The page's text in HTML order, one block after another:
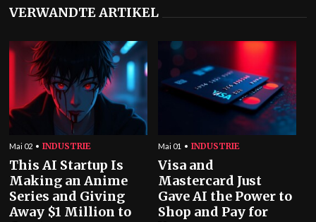
VERWANDTE ARTIKEL
Mai 02 INDUSTRIE
This AI Startup Is
Making an Anime
Series and Giving
Away $1 Million to
Mai 01 INDUSTRIE
Visa and
Mastercard Just
Gave AI the Power to
Shop and Pay for